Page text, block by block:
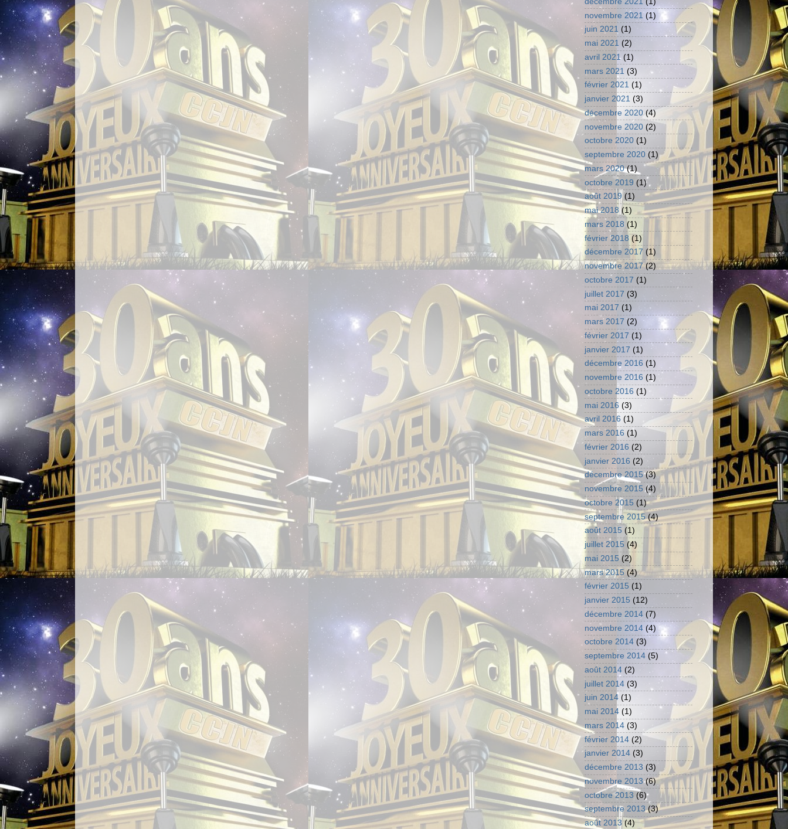
novembre 2021 (1)
juin 2021 (1)
mai 2021 (2)
avril 2021(1)
mars 2021 (3)
février 2021 (1)
janvier 2021 (3)
décembre 2020 (4)
novembre 2020 (2)
octobre 2020 (1)
septembre 2020 (1)
mars 2020(1)
octobre 2019 (1)
août 2019 (1)
mai 2018 (1)
mars 2018 (1)
février 2018 (1)
décembre 2017 (1)
novembre 2017(2)
octobre 2017 (1)
juillet 2017 (3)
mai 2017 (1)
mars 2017 (2)
février 2017 (1)
janvier 2017 (1)
décembre 2016 (1)
novembre 2016 (1)
octobre 2016 (1)
mai 2016 (3)
avril 2016 (1)
mars 2016 (1)
février 2016 (2)
janvier 2016 (2)
décembre 2015(3)
novembre 2015 (4)
octobre 2015 (1)
septembre 2015 (4)
août 2015 (1)
juillet 2015 (4)
mai 2015 (2)
mars 2015 (4)
février 2015 (1)
janvier 2015 (12)
décembre 2014 (7)
novembre 2014(4)
octobre 2014 (3)
septembre 2014 (5)
août 2014 (2)
juillet 2014 (3)
juin 2014 (1)
mai 2014 (1)
mars 2014 (3)
février 2014 (2)
janvier 2014 (3)
décembre 2013 (3)
novembre 2013(6)
octobre 2013 (6)
septembre 2013(3)
août 2013 (4)